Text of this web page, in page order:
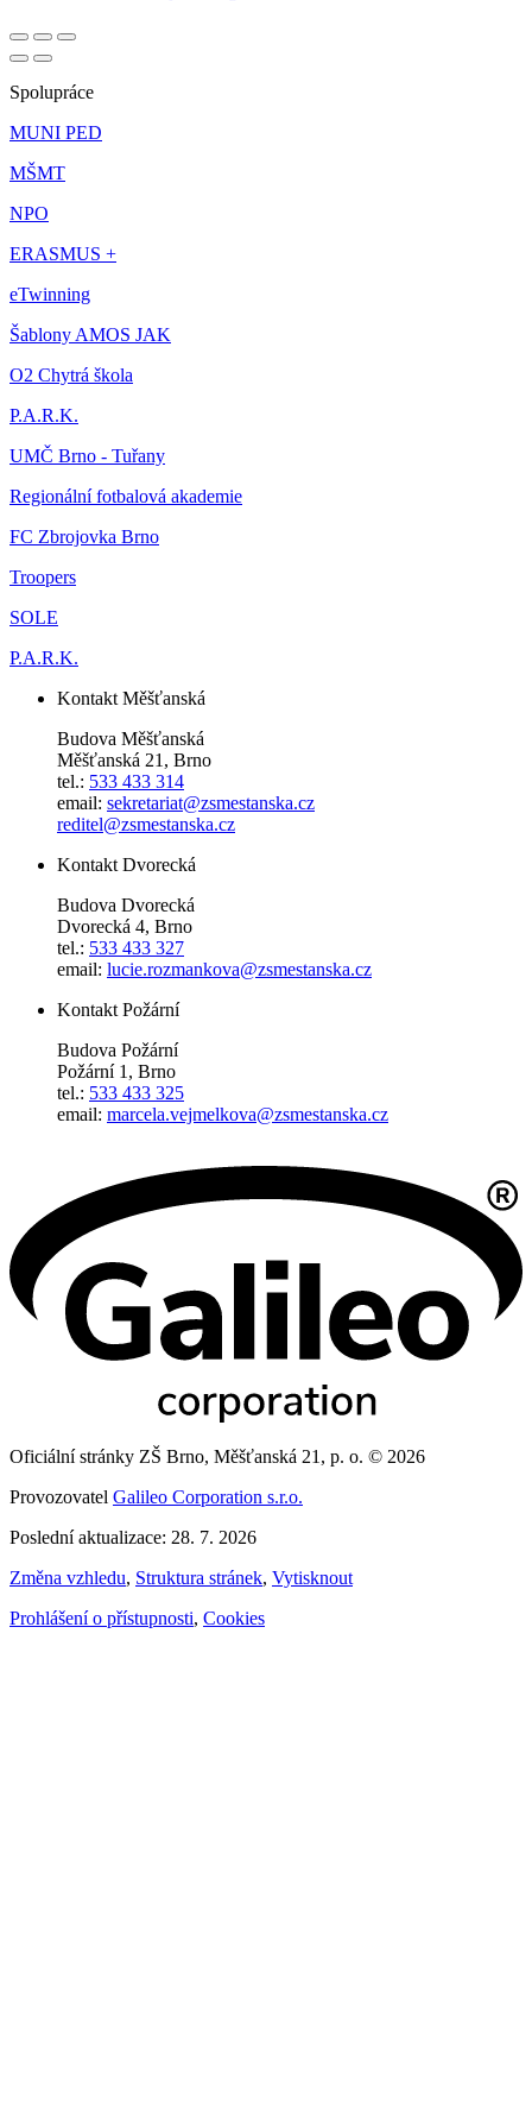
Spolupráce
MUNI PED
MŠMT
NPO
ERASMUS +
eTwinning
Šablony AMOS JAK
O2 Chytrá škola
P.A.R.K.
UMČ Brno - Tuřany
Regionální fotbalová akademie
FC Zbrojovka Brno
Troopers
SOLE
P.A.R.K.
Kontakt Měšťanská
Budova Měšťanská
Měšťanská 21, Brno
tel.: 533 433 314
email: sekretariat@zsmestanska.cz
reditel@zsmestanska.cz
Kontakt Dvorecká
Budova Dvorecká
Dvorecká 4, Brno
tel.: 533 433 327
email: lucie.rozmankova@zsmestanska.cz
Kontakt Požární
Budova Požární
Požární 1, Brno
tel.: 533 433 325
email: marcela.vejmelkova@zsmestanska.cz
Oficiální stránky ZŠ Brno, Měšťanská 21, p. o. © 2026
Provozovatel Galileo Corporation s.r.o.
Poslední aktualizace: 28. 7. 2026
Změna vzhledu, Struktura stránek, Vytisknout
Prohlášení o přístupnosti, Cookies